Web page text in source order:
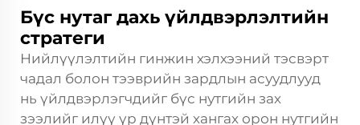
Бүс нутаг дахь үйлдвэрлэлтийн
стратеги
Нийлүүлэлтийн гинжин хэлхээний тэсвэрт
чадал болон тээврийн зардлын асуудлууд
нь үйлдвэрлэгчдийг бүс нутгийн зах
зээлийг илүү үр дүнтэй хангах орон нутгийн